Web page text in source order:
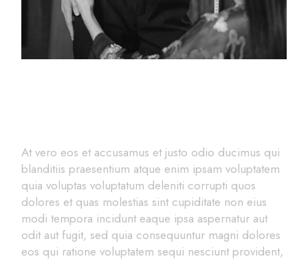
At vero eos et accusamus et justo odio ducimus qui
blanditiis praesentium atque enim ipsam voluptatem
quia voluptas voluptatum deleniti corrupti quos
dolores et quas molestias sint cupiditate non eius
modi tempora incidunt eaque ipsa aspernatur aut
odit aut fugit, sed quia consequuntur magni dolores
eos qui ratione voluptatem sequi nesciunt provident,